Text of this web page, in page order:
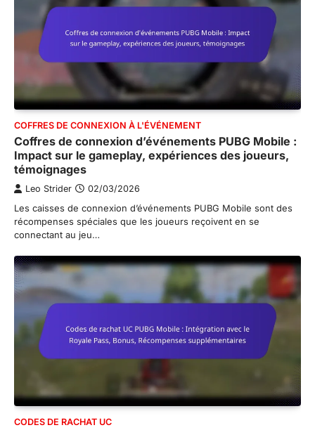
COFFRES DE CONNEXION À L'ÉVÉNEMENT
Coffres de connexion d’événements PUBG Mobile :
Impact sur le gameplay, expériences des joueurs,
témoignages
Leo Strider 02/03/2026
Les caisses de connexion d’événements PUBG Mobile sont des
récompenses spéciales que les joueurs reçoivent en se
connectant au jeu…
CODES DE RACHAT UC